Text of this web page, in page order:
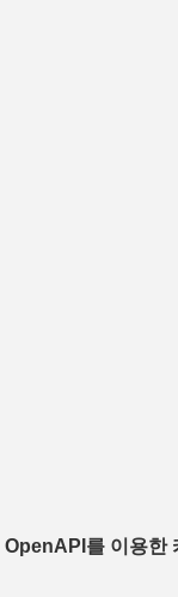
OpenAPI를 이용한